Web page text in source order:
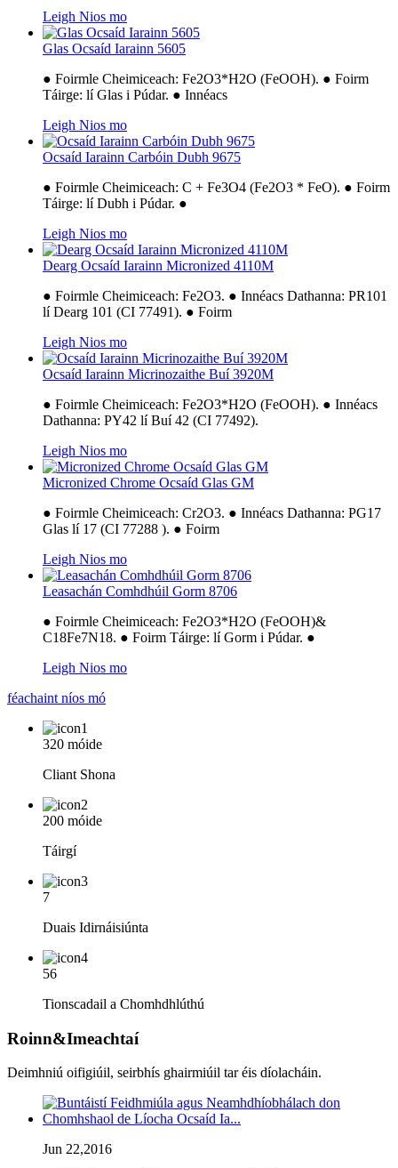
Leigh Nios mo
Glas Ocsaíd Iarainn 5605
● Foirmle Cheimiceach: Fe2O3*H2O (FeOOH). ● Foirm
Táirge: lí Glas i Púdar. ● Innéacs
Leigh Nios mo
Ocsaíd Iarainn Carbóin Dubh 9675
● Foirmle Cheimiceach: C + Fe3O4 (Fe2O3 * FeO). ● Foirm
Táirge: lí Dubh i Púdar. ●
Leigh Nios mo
Dearg Ocsaíd Iarainn Micronized 4110M
● Foirmle Cheimiceach: Fe2O3. ● Innéacs Dathanna: PR101
lí Dearg 101 (CI 77491). ● Foirm
Leigh Nios mo
Ocsaíd Iarainn Micrinozaithe Buí 3920M
● Foirmle Cheimiceach: Fe2O3*H2O (FeOOH). ● Innéacs
Dathanna: PY42 lí Buí 42 (CI 77492).
Leigh Nios mo
Micronized Chrome Ocsaíd Glas GM
● Foirmle Cheimiceach: Cr2O3. ● Innéacs Dathanna: PG17
Glas lí 17 (CI 77288 ). ● Foirm
Leigh Nios mo
Leasachán Comhdhúil Gorm 8706
● Foirmle Cheimiceach: Fe2O3*H2O (FeOOH)&
C18Fe7N18. ● Foirm Táirge: lí Gorm i Púdar. ●
Leigh Nios mo
féachaint níos mó
320 móide
Cliant Shona
200 móide
Táirgí
7
Duais Idirnáisiúnta
56
Tionscadail a Chomhdhlúthú
Roinn&Imeachtaí
Deimhniú oifigiúil, seirbhís ghairmiúil tar éis díolacháin.
Jun 22,2016